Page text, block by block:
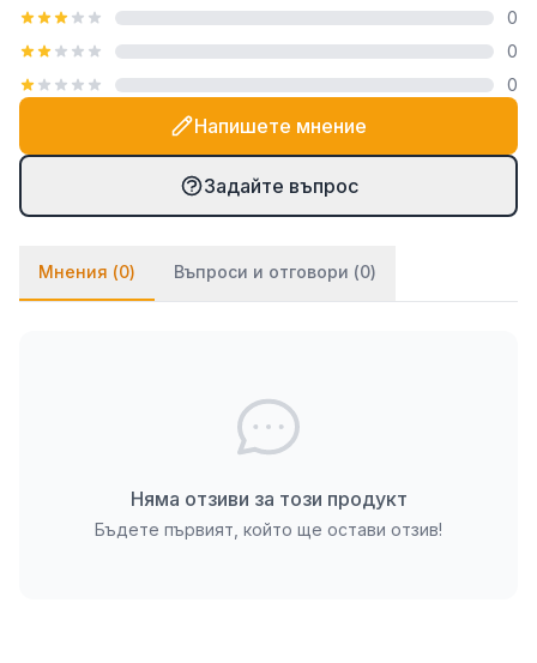
посредством закачалка тип "гребен", която е
включена в комплекта. При PVC паната частите
се монтират на стената посредством
двойнозалепващо се тиксо. Ако ще се монтират
върху стена с тапет, препоръчваме да използвате
и няколко капки лепило върху тиксото (всяко
бързозалепящо лепило като капчица, каноконлит
0
0
0
Напишете мнение
Задайте въпрос
Мнения (0) Въпроси и отговори (0)
Няма отзиви за този продукт
Бъдете първият, който ще остави отзив!